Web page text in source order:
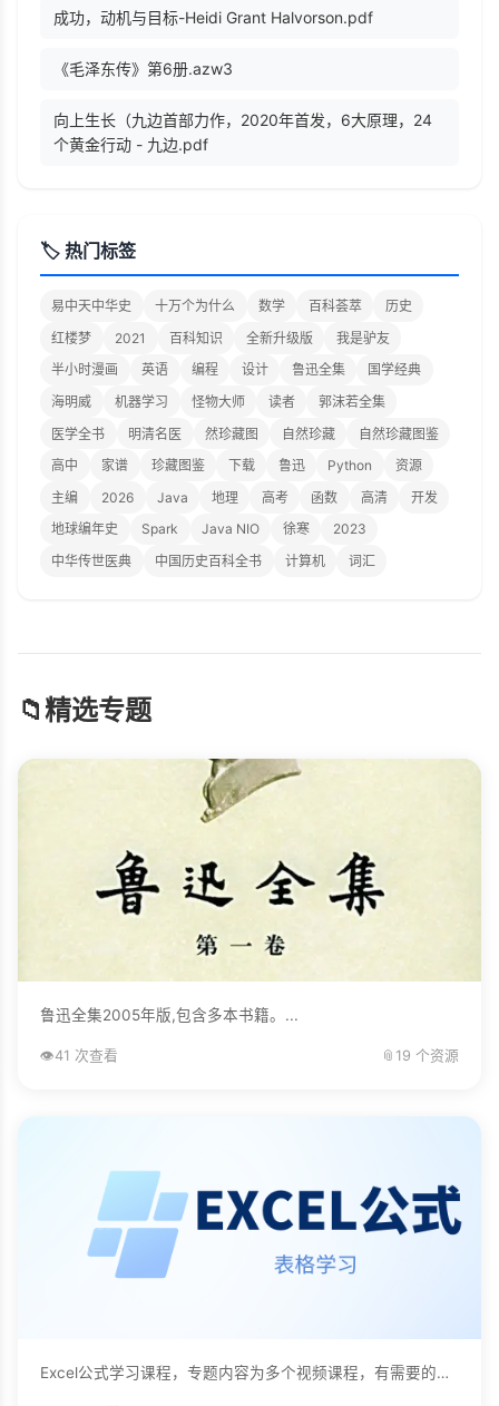
成功，动机与目标-Heidi Grant Halvorson.pdf
《毛泽东传》第6册.azw3
向上生长（九边首部力作，2020年首发，6大原理，24
个黄金行动 - 九边.pdf
🏷️ 热门标签
易中天中华史 十万个为什么 数学 百科荟萃
历史
红楼梦
2021 百科知识 全新升级版
我是驴友
半小时漫画
英语 编程 设计 鲁迅全集
国学经典
海明威
机器学习 怪物大师 读者
郭沫若全集
医学全书
明清名医 然珍藏图 自然珍藏
自然珍藏图鉴
高中
家谱 珍藏图鉴 下载 鲁迅 Python
资源
主编
2026 Java 地理 高考 函数 高清
开发
地球编年史
Spark Java NIO 徐寒
2023
中华传世医典
中国历史百科全书 计算机 词汇
📁精选专题
鲁迅全集2005年版,包含多本书籍。...
👁️41 次查看 📎 19 个资源
Excel公式学习课程，专题内容为多个视频课程，有需要的自己下载学习。...